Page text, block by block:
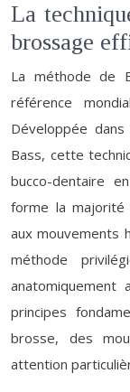
La
brossage
La méthode de
référence
Développée
Bass, cette
bucco-dentaire
forme la majorité
aux mouvements
méthode
anatomiquement
principes
brosse, des
attention